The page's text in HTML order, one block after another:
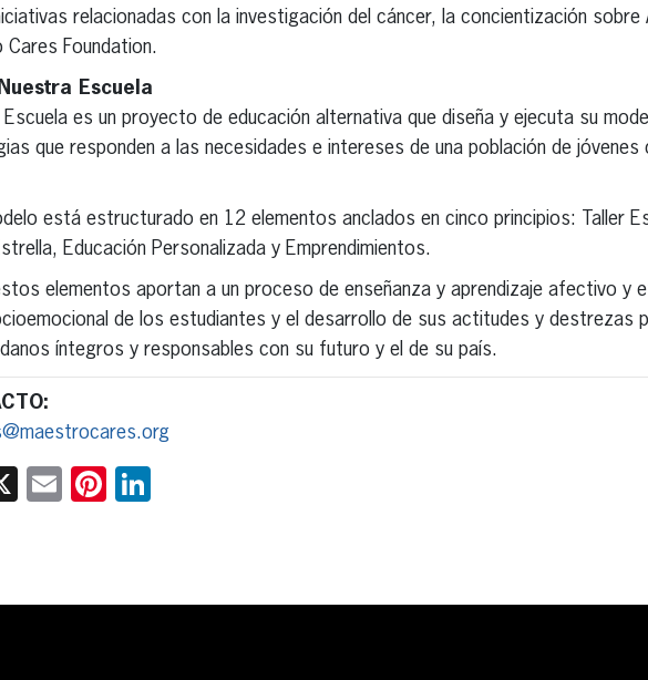
relacionadas con la investigación del cáncer, la concientización sobre
Cares Foundation.
Escuela
Escuela es un proyecto de educación alternativa que diseña y ejecuta su
que responden a las necesidades e intereses de una población de jóvenes
está estructurado en 12 elementos anclados en cinco principios: Taller
Educación Personalizada y Emprendimientos.
elementos aportan a un proceso de enseñanza y aprendizaje afectivo y
de los estudiantes y el desarrollo de sus actitudes y destrezas
íntegros y responsables con su futuro y el de su país.
X EmailPinterest